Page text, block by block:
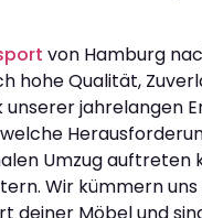
von Hamburg
hohe Qualität,
unserer jahrelangen
Umzug auftreten
Wir kümmern